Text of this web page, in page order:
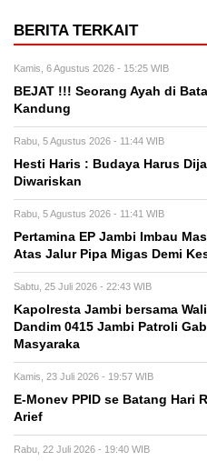
BERITA TERKAIT
Kamis, 6 Agustus 2026 - 15:25 WIB
BEJAT !!! Seorang Ayah di
Kandung
Rabu, 5 Agustus 2026 - 11:44 WIB
Hesti Haris : Budaya Harus
Diwariskan
Rabu, 5 Agustus 2026 - 11:41 WIB
Pertamina EP Jambi Imbau
Atas Jalur Pipa Migas Demi
Sabtu, 25 Juli 2026 - 22:43 WIB
Kapolresta Jambi bersama
Dandim 0415 Jambi Patroli
Masyaraka
Kamis, 23 Juli 2026 - 19:57 WIB
E-Monev PPID se Batang Hari
Arief
Rabu, 22 Juli 2026 - 19:40 WIB